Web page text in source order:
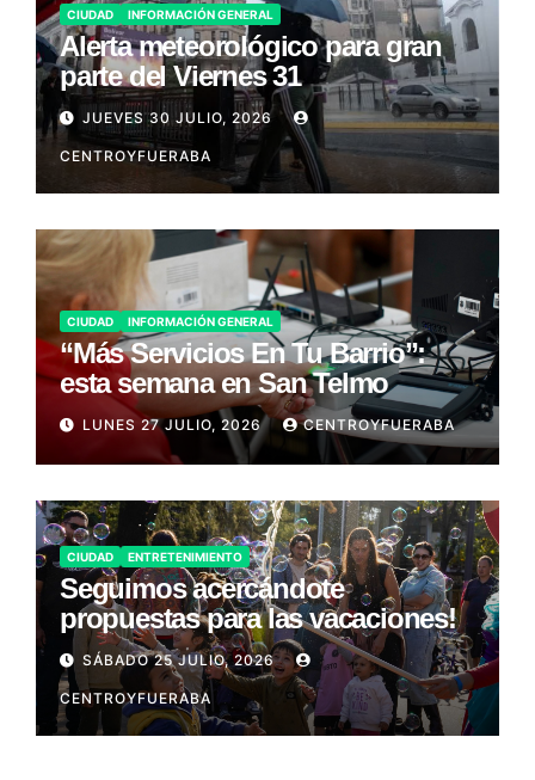
CIUDAD INFORMACIÓN GENERAL
Alerta meteorológico para gran
parte del Viernes 31
JUEVES 30 JULIO, 2026
CENTROYFUERABA
CIUDAD INFORMACIÓN GENERAL
“Más Servicios En Tu Barrio”:
esta semana en San Telmo
LUNES 27 JULIO, 2026 CENTROYFUERABA
CIUDAD ENTRETENIMIENTO
Seguimos acercándote
propuestas para las vacaciones!
SÁBADO 25 JULIO, 2026
CENTROYFUERABA